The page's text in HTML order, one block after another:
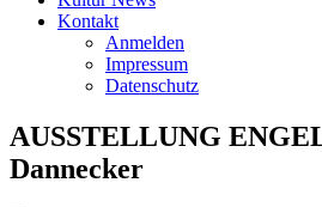
Kontakt
Anmelden
Impressum
Datenschutz
AUSSTELLUNG
Dannecker